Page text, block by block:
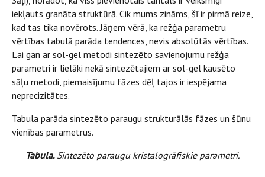
iekļauts granāta struktūrā. Cik mums zināms, šī ir pirmā reize,
kad tas tika novērots. Jāņem vērā, ka režģa parametru
vērtības tabulā parāda tendences, nevis absolūtās vērtības.
Lai gan ar sol-gel metodi sintezēto savienojumu režģa
parametri ir lielāki nekā sintezētajiem ar sol-gel kausēto
sāļu metodi, piemaisījumu fāzes dēļ tajos ir iespējama
neprecizitātes.
Tabula parāda sintezēto paraugu strukturālās fāzes un šūnu
vienības parametrus.
Tabula.Sintezēto paraugu kristalogrāfiskie parametri.